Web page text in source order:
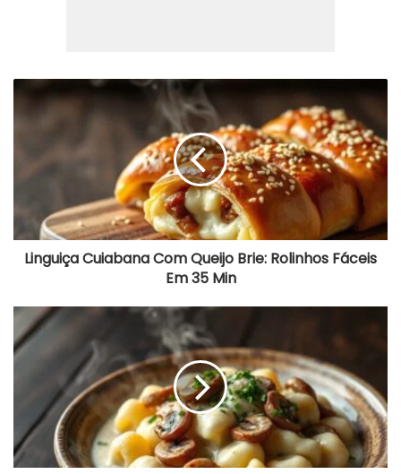
Linguiça
Cuiabana
Com
Rolinhos
Fáceis
35
Min
Linguiça Cuiabana Com Queijo Brie: Rolinhos Fáceis
Em 35 Min
Nhoque
Cremoso
Com
Cogumelos:
Minutos